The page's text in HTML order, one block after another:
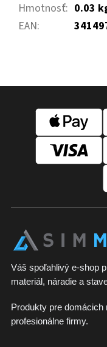
Hmotnosť: 0.03
EAN:
Váš spoľahlivý e-shop
materiál, náradie a
Produkty pre
profesionálne firmy.